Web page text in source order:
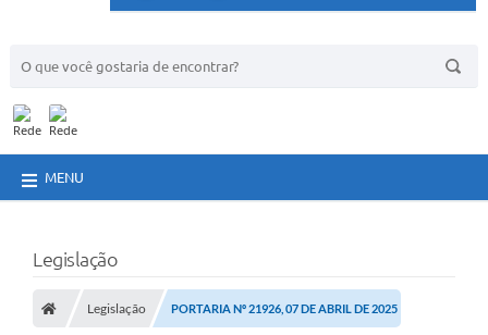
MENU
Legislação
Legislação PORTARIA Nº 21926, 07 DE ABRIL DE 2025